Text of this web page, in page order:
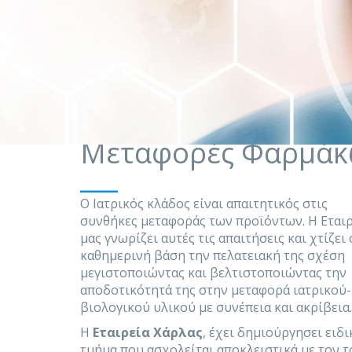
Μεταφορές
Ο Ιατρικός κλάδος είναι απαιτητικός στις
συνθήκες μεταφοράς των προϊόντων. Η
μας γνωρίζει αυτές τις απαιτήσεις και χτίζει
καθημερινή βάση την πελατειακή της σχέση
μεγιστοποιώντας και βελτιστοποιώντας την
αποδοτικότητά της στην μεταφορά ιατρικού-
βιολογικού υλικού με συνέπεια και ακρίβεια.
Η Εταιρεία Χάρλας, έχει δημιούργησει